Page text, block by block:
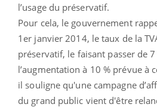
l’usage du préservatif.
Pour cela, le gouvernement
1er janvier 2014, le taux de la
préservatif, le faisant passer de
l’augmentation à 10 % prévue à
il souligne qu'une campagne
du grand public vient d'être